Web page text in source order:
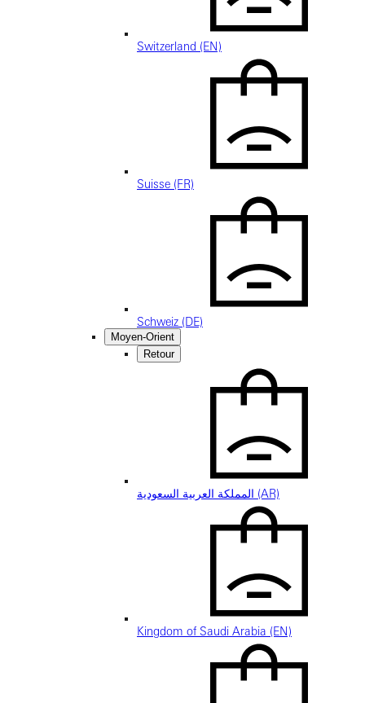
Switzerland (EN)
Suisse (FR)
Schweiz (DE)
Moyen-Orient
Retour
المملكة العربية السعودية (AR)
Kingdom of Saudi Arabia (EN)